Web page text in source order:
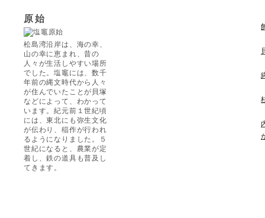
原始
松島湾沿岸は、海の幸、
山の幸に恵まれ、昔の
人々が生活しやすい場所
でした。塩竈には、数千
年前の縄文時代から人々
が住んでいたことが貝塚
などによって、わかって
います。紀元前１世紀頃
には、東北にも弥生文化
が伝わり、稲作が行われ
るようになりました。５
世紀になると、農業が定
着し、鉄の道具も普及し
てきます。